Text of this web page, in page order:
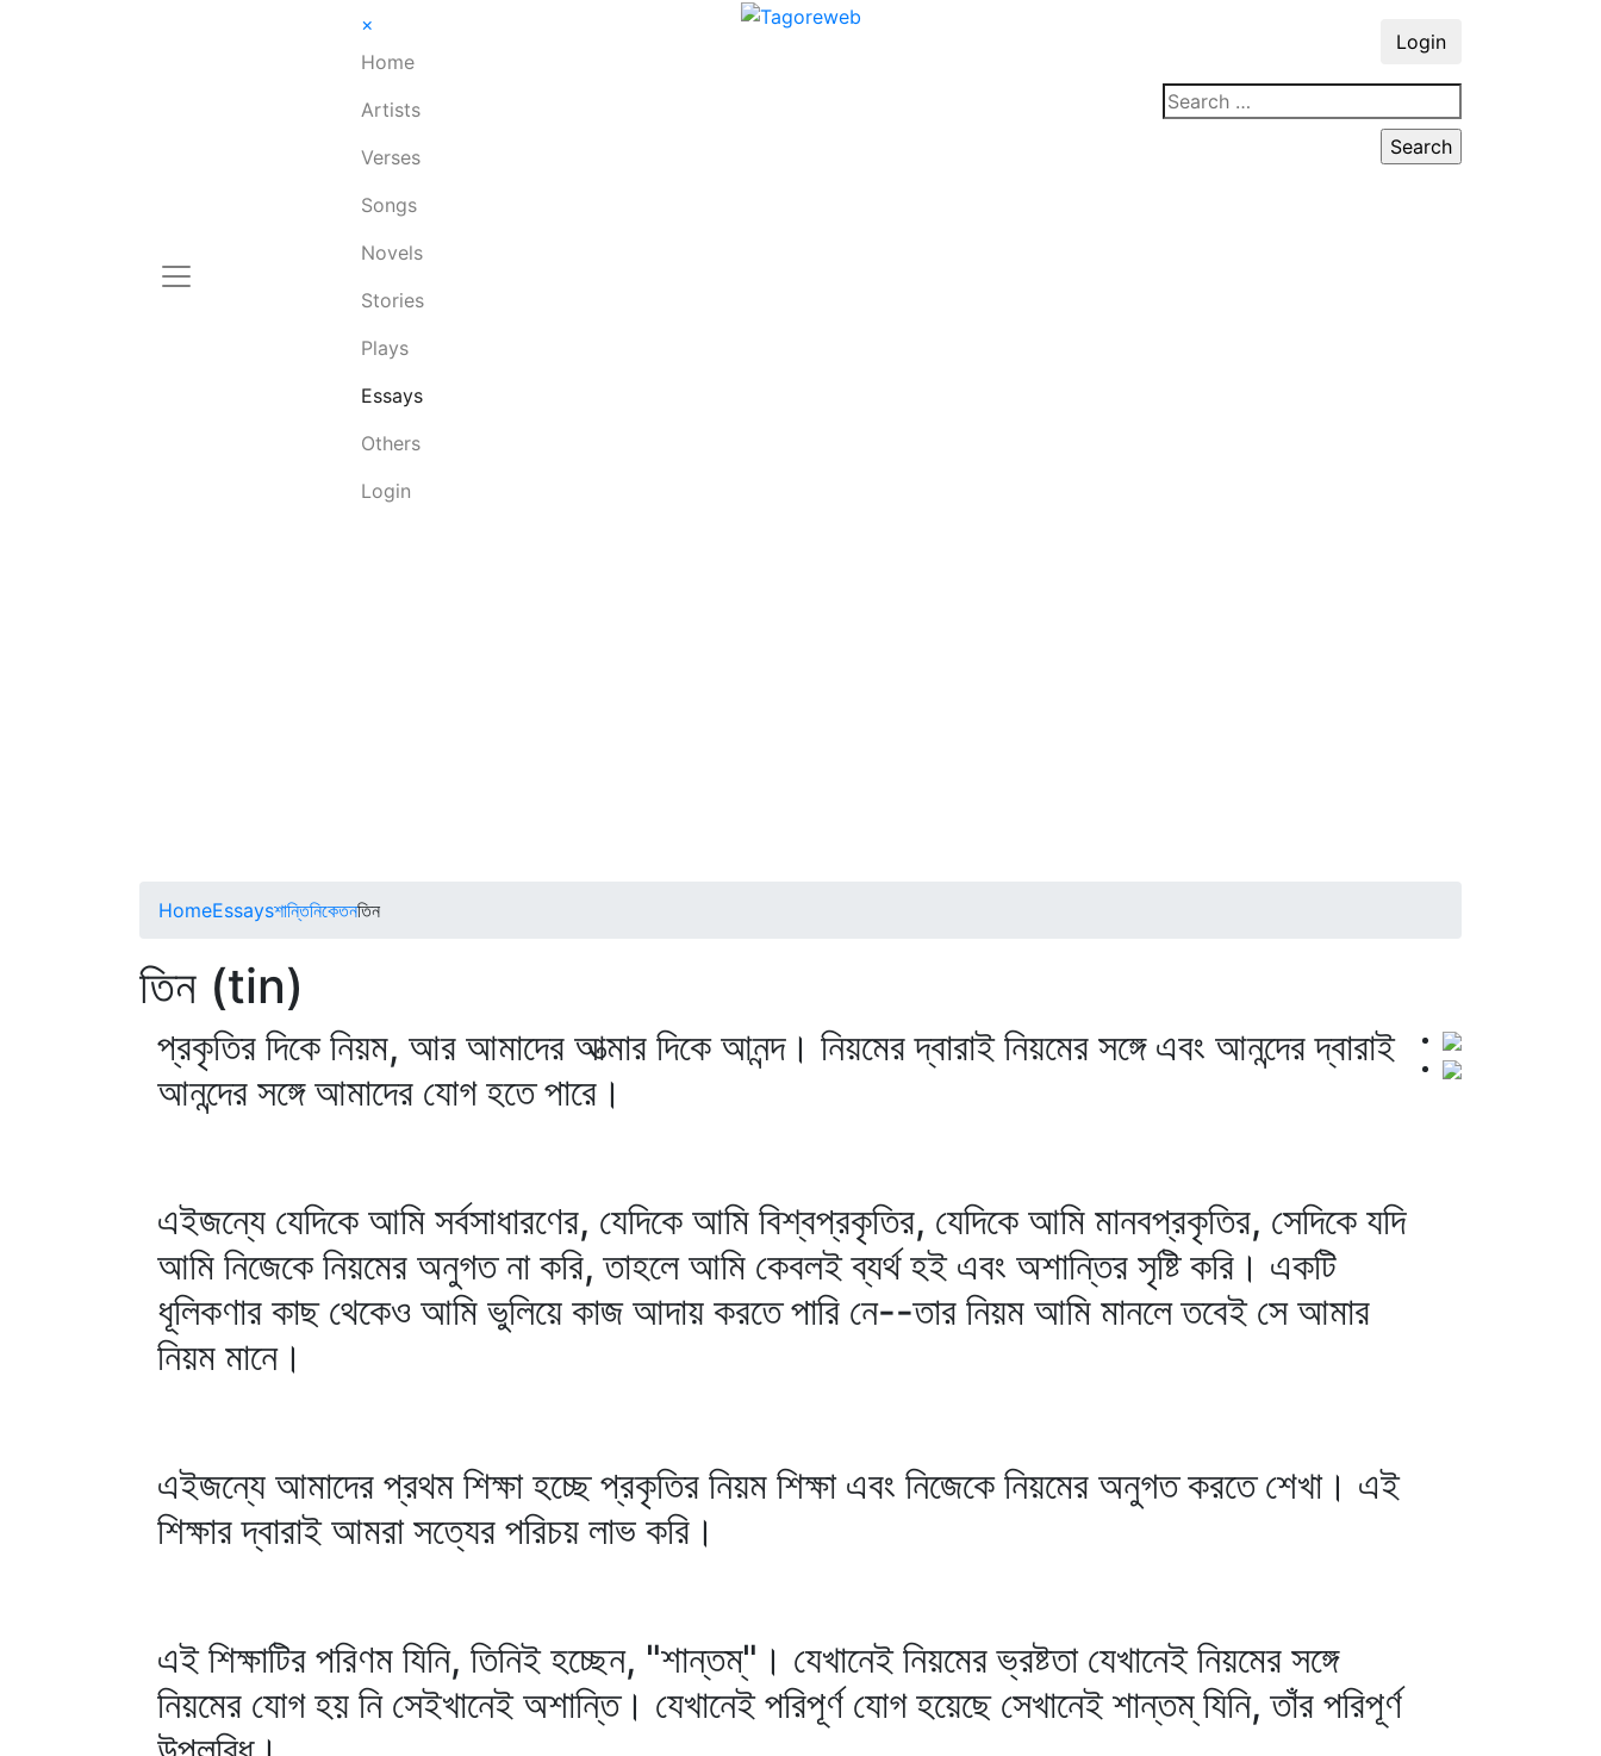
×
Home
Artists
Verses
Songs
Novels
Stories
Plays
Essays
Others
Login
Login
HomeEssaysশান্তিনিকেতনতিন
তিন (tin)
প্রকৃতির দিকে নিয়ম, আর আমাদের আত্মার দিকে আনন্দ। নিয়মের দ্বারাই নিয়মের সঙ্গে এবং আনন্দের দ্বারাই
আনন্দের সঙ্গে আমাদের যোগ হতে পারে।
এইজন্যে যেদিকে আমি সর্বসাধারণের, যেদিকে আমি বিশ্বপ্রকৃতির, যেদিকে আমি মানবপ্রকৃতির, সেদিকে যদি
আমি নিজেকে নিয়মের অনুগত না করি, তাহলে আমি কেবলই ব্যর্থ হই এবং অশান্তির সৃষ্টি করি। একটি
ধূলিকণার কাছ থেকেও আমি ভুলিয়ে কাজ আদায় করতে পারি নে--তার নিয়ম আমি মানলে তবেই সে আমার
নিয়ম মানে।
এইজন্যে আমাদের প্রথম শিক্ষা হচ্ছে প্রকৃতির নিয়ম শিক্ষা এবং নিজেকে নিয়মের অনুগত করতে শেখা। এই
শিক্ষার দ্বারাই আমরা সত্যের পরিচয় লাভ করি।
এই শিক্ষাটির পরিণম যিনি, তিনিই হচ্ছেন, "শান্তম্‌"। যেখানেই নিয়মের ভ্রষ্টতা যেখানেই নিয়মের সঙ্গে
নিয়মের যোগ হয় নি সেইখানেই অশান্তি। যেখানেই পরিপূর্ণ যোগ হয়েছে সেখানেই শান্তম্‌ যিনি, তাঁর পরিপূর্ণ